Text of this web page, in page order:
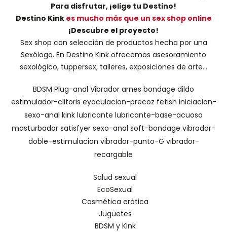
Para disfrutar, ¡elige tu Destino!
Destino Kink es mucho más que un sex shop online
¡Descubre el proyecto!
Sex shop con selección de productos hecha por una
Sexóloga. En Destino Kink ofrecemos asesoramiento
sexológico, tuppersex, talleres, exposiciones de arte...
BDSM Plug-anal Vibrador arnes bondage dildo
estimulador-clitoris eyaculacion-precoz fetish iniciacion-
sexo-anal kink lubricante lubricante-base-acuosa
masturbador satisfyer sexo-anal soft-bondage vibrador-
doble-estimulacion vibrador-punto-G vibrador-
recargable
Salud sexual
EcoSexual
Cosmética erótica
Juguetes
BDSM y Kink